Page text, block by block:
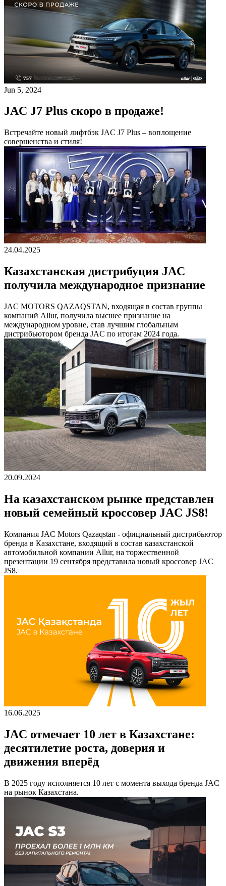
Jun 5, 2024
JAC J7 Plus скоро в продаже!
Встречайте новый лифтбэк JAC J7 Plus – воплощение
совершенства и стиля!
24.04.2025
Казахстанская дистрибуция JAC
получила международное признание
JAC MOTORS QAZAQSTAN, входящая в состав группы
компаний Allur, получила высшее признание на
международном уровне, став лучшим глобальным
дистрибьютором бренда JAC по итогам 2024 года.
20.09.2024
На казахстанском рынке представлен
новый семейный кроссовер JAC JS8!
Компания JAC Motors Qazaqstan - официальный дистрибьютор
бренда в Казахстане, входящий в состав казахстанской
автомобильной компании Allur, на торжественной
презентации 19 сентября представила новый кроссовер JAC
JS8.
16.06.2025
JAC отмечает 10 лет в Казахстане:
десятилетие роста, доверия и
движения вперёд
В 2025 году исполняется 10 лет с момента выхода бренда JAC
на рынок Казахстана.